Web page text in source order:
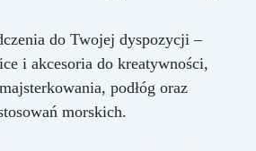
do Twojej dyspozycji –
i akcesoria do kreatywności,
podłóg oraz
morskich.